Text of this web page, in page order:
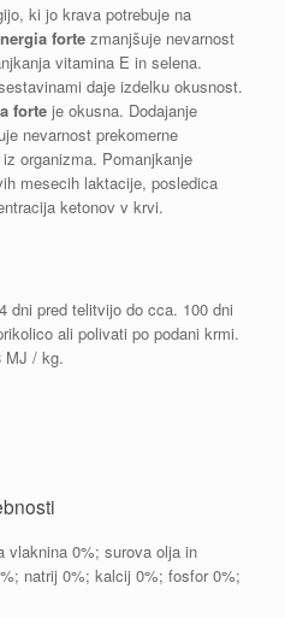
ki jo krava potrebuje na
forte zmanjšuje nevarnost
vitamina E in selena.
daje izdelku okusnost.
forte je okusna. Dodajanje
nevarnost prekomerne
organizma. Pomanjkanje
mesecih laktacije, posledica
ketonov v krvi.
dni pred telitvijo do cca. 100 dni
ali polivati po podani krmi.
MJ / kg.
vlaknina 0%; surova olja in
natrij 0%; kalcij 0%; fosfor 0%;